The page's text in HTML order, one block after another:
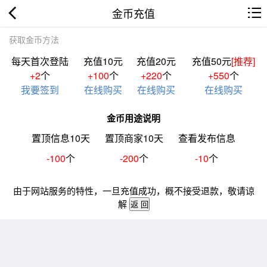
金币充值
获取金币方法
每天首次登陆
+2个
我要签到
充值10元
+100个
在线购买
充值20元
+220个
在线购买
充值50元[推荐]
+550个
在线购买
金币用途说明
置顶信息10天 置顶商家10天
查看发布信息
-100个 -200个 -10个
由于网站服务的特性，一旦充值成功，概不接受退款，敬请谅
解